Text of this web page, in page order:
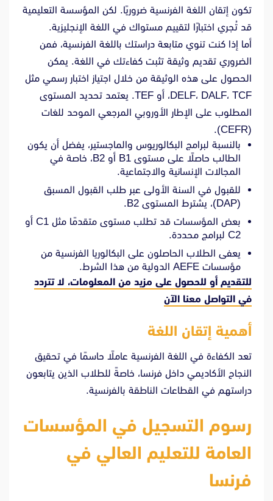
تكون إتقان اللغة الفرنسية ضروريًا. لكن المؤسسة التعليمية
قد تُجري اختبارًا لتقييم مستواك في اللغة الإنجليزية.
أما إذا كنت تنوي متابعة دراستك باللغة الفرنسية، فمن
الضروري تقديم وثيقة تثبت كفاءتك في اللغة. يمكن
الحصول على هذه الوثيقة من خلال اجتياز اختبار رسمي مثل
DELF، DALF، TCF، أو TEF. يعتمد تحديد المستوى
المطلوب على الإطار الأوروبي المرجعي الموحد للغات
(CEFR).
بالنسبة لبرامج البكالوريوس والماجستير، يفضل أن يكون
الطالب حاصلًا على مستوى B1 أو B2، خاصة في
المجالات الإنسانية والاجتماعية.
للقبول في السنة الأولى عبر طلب القبول المسبق
(DAP)، يشترط المستوى B2.
بعض المؤسسات قد تطلب مستوى متقدمًا مثل C1 أو
C2 لبرامج محددة.
يعفى الطلاب الحاصلون على البكالوريا الفرنسية من
مؤسسات AEFE الدولية من هذا الشرط.
للتقديم أو للحصول على مزيد من المعلومات، لا تتردد
في التواصل معنا الآن
أهمية إتقان اللغة
تعد الكفاءة في اللغة الفرنسية عاملًا حاسمًا في تحقيق
النجاح الأكاديمي داخل فرنسا، خاصةً للطلاب الذين يتابعون
دراستهم في القطاعات الناطقة بالفرنسية.
رسوم التسجيل في المؤسسات
العامة للتعليم العالي في
فرنسا